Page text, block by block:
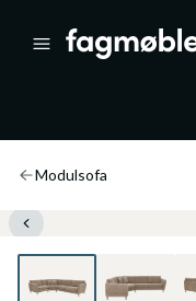
Modulsofa